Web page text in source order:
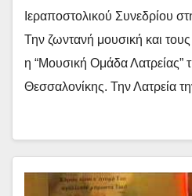
Ιεραποστολικού Συνεδρίου
Την ζωντανή μουσική και
η “Μουσική Ομάδα Λατρείας”
Θεσσαλονίκης. Την Λατρεία